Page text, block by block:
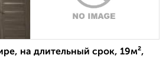
на длительный срок, 19м²,